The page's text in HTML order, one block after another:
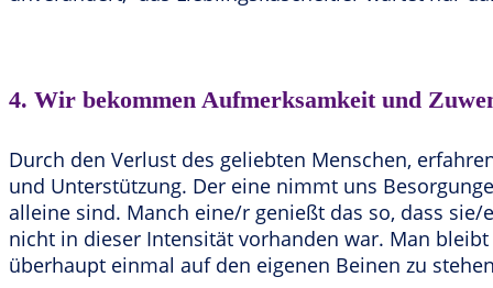
4. Wir bekommen Aufmerksamkeit und
Durch den Verlust des geliebten Menschen,
und Unterstützung. Der eine nimmt uns
alleine sind. Manch eine/r genießt das so, dass
nicht in dieser Intensität vorhanden war. Man
überhaupt einmal auf den eigenen Beinen zu